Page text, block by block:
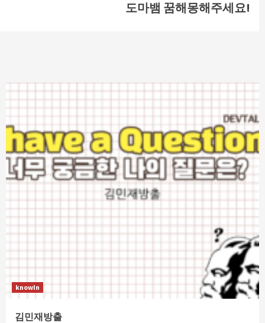
도마뱀 꿈해몽해주세요!
knowIn
김민재방출